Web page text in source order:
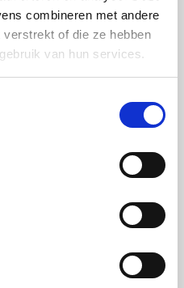
combineren met andere
of die ze hebben
van hun services.
SupraBazar